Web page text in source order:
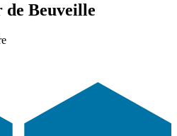
Beuveille